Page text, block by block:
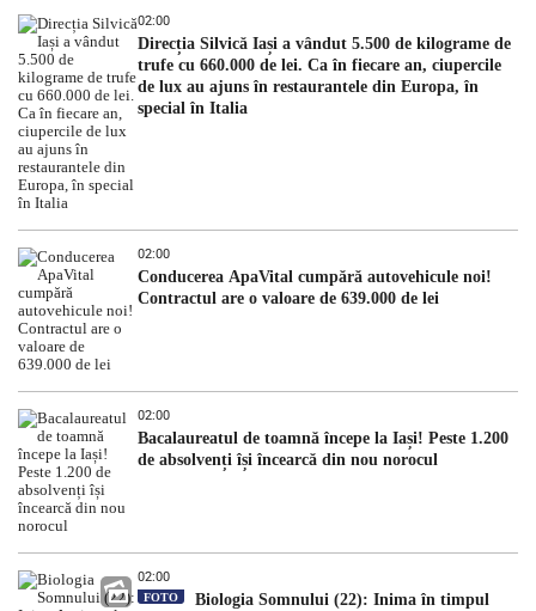
02:00
Direcția Silvică Iași a vândut 5.500 de kilograme de
trufe cu 660.000 de lei. Ca în fiecare an, ciupercile
de lux au ajuns în restaurantele din Europa, în
special în Italia
02:00
Conducerea ApaVital cumpără autovehicule noi!
Contractul are o valoare de 639.000 de lei
02:00
Bacalaureatul de toamnă începe la Iași! Peste 1.200
de absolvenți își încearcă din nou norocul
02:00
FOTO Biologia Somnului (22): Inima în timpul